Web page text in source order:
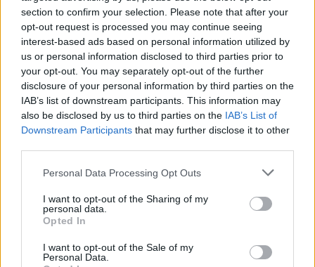
section to confirm your selection. Please note that after your
opt-out request is processed you may continue seeing
interest-based ads based on personal information utilized by
us or personal information disclosed to third parties prior to
your opt-out. You may separately opt-out of the further
disclosure of your personal information by third parties on the
IAB’s list of downstream participants. This information may
also be disclosed by us to third parties on the IAB’s List of
Downstream Participants that may further disclose it to other
Personal Data Processing Opt Outs
I want to opt-out of the Sharing of my
personal data.
Opted In
I want to opt-out of the Sale of my
Personal Data.
Django Unchained
USA,2012
Übersicht
Als das Sklavenpaar Django und seine Frau Broomhilda bei einer
Auktion getrennt werden, hat Django nur noch ein Ziel vor Augen: seine